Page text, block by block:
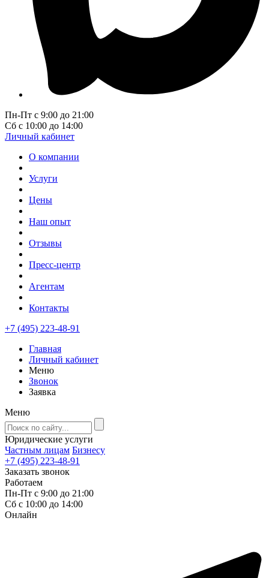
Пн-Пт с 9:00 до 21:00
Сб с 10:00 до 14:00
Личный кабинет
О компании
Услуги
Цены
Наш опыт
Отзывы
Пресс-центр
Агентам
Контакты
+7 (495) 223-48-91
Главная
Личный кабинет
Меню
Звонок
Заявка
Меню
Юридические услуги
Частным лицам Бизнесу
+7 (495) 223-48-91
Заказать звонок
Работаем
Пн-Пт с 9:00 до 21:00
Сб с 10:00 до 14:00
Онлайн